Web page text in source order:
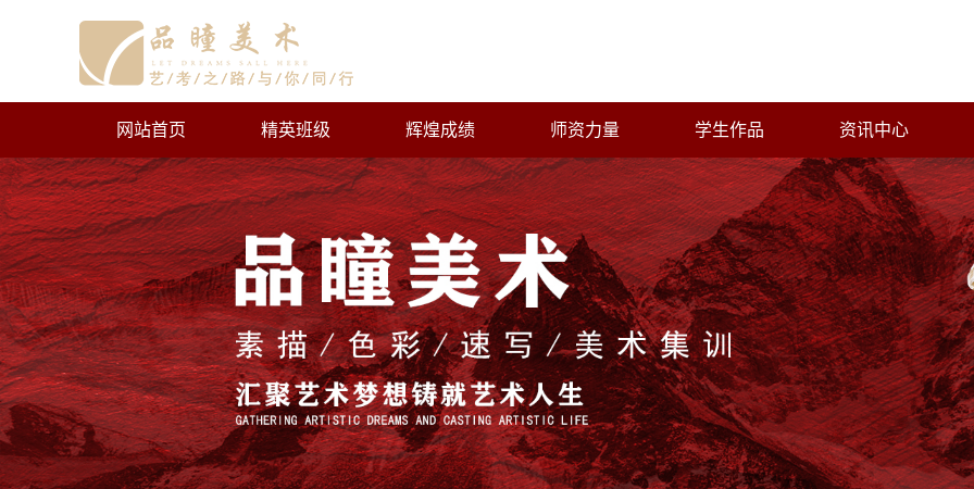
网站首页 精英班级 辉煌成绩 师资力量 学生作品 资讯中心